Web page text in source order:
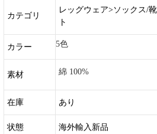
カテゴリ
レッグウェア>ソックス/
ト
カラー 5色
素材 綿 100%
在庫 あり
状態 海外輸入新品